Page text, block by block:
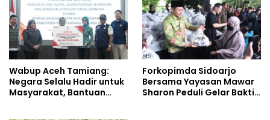
Wabup Aceh Tamiang:
Negara Selalu Hadir untuk
Masyarakat, Bantuan
Forkopimda Sidoarjo
Bersama Yayasan Mawar
Sharon Peduli Gelar Bakti